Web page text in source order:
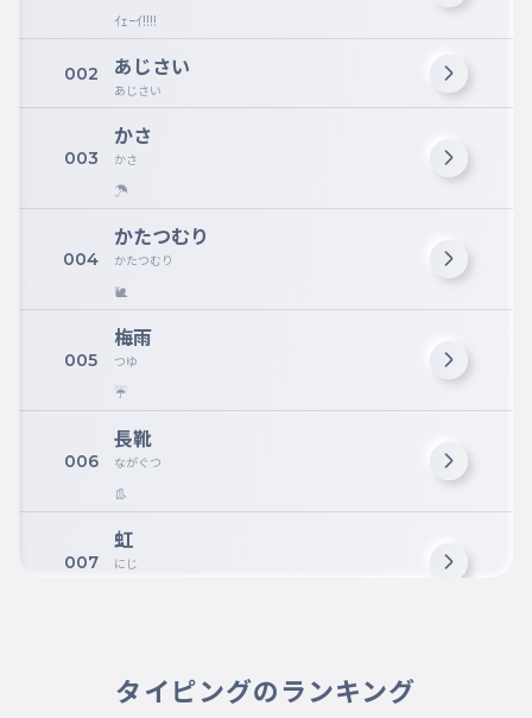
ｲｪｰｲ!!!!
002 あじさい
あじさい
003
かさ
かさ
☂
004
かたつむり
かたつむり
🐌
005
梅雨
つゆ
☔
006
長靴
ながぐつ
👢
007
虹
にじ
🐸
タイピングのランキング